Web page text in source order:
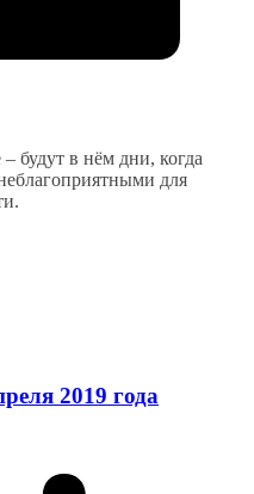
будут в нём дни, когда
для
2019 года